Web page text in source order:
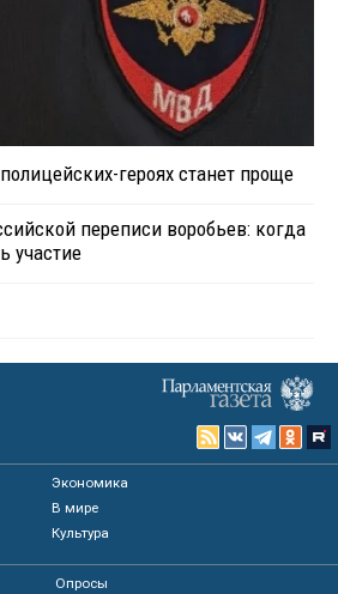
героях станет проще
переписи воробьев: когда
участие
Экономика
В мире
Культура
Опросы